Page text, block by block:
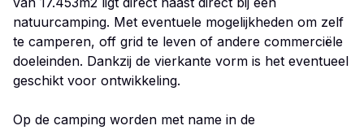
natuurcamping. Met eventuele mogelijkheden om zelf
te camperen, off grid te leven of andere commerciële
doeleinden. Dankzij de vierkante vorm is het eventueel
geschikt voor ontwikkeling.
Op de camping worden met name in de